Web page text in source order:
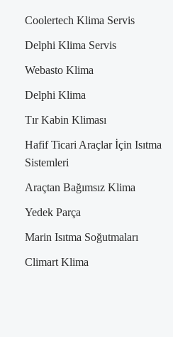
Coolertech Klima Servis
Delphi Klima Servis
Webasto Klima
Delphi Klima
Tır Kabin Kliması
Hafif Ticari Araçlar İçin Isıtma
Sistemleri
Araçtan Bağımsız Klima
Yedek Parça
Marin Isıtma Soğutmaları
Climart Klima